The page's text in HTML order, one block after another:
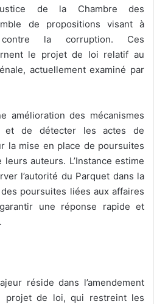
de la Chambre des
de propositions visant à
la corruption. Ces
le projet de loi relatif au
actuellement examiné par
amélioration des mécanismes
et de détecter les actes de
la mise en place de poursuites
auteurs. L’Instance estime
l’autorité du Parquet dans la
poursuites liées aux affaires
une réponse rapide et
réside dans l’amendement
projet de loi, qui restreint les